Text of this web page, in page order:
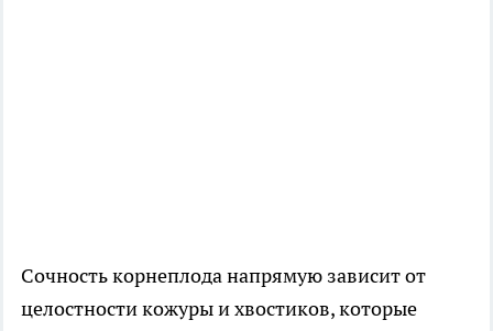
Сочность корнеплода напрямую зависит от
целостности кожуры и хвостиков, которые